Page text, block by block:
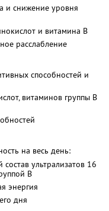
и снижение уровня
и витамина B
расслабление
способностей и
витаминов группы B
на весь день:
ультрализатов 16
B
энергия
дня